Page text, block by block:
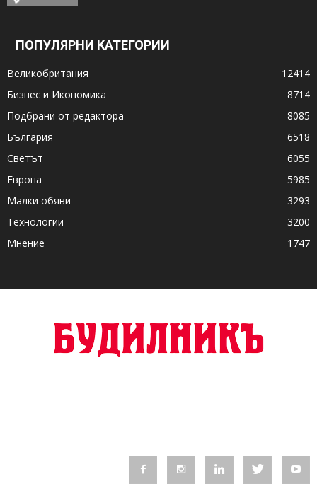
ПОПУЛЯРНИ КАТЕГОРИИ
Великобритания
12414
Бизнес и Икономика
8714
Подбрани от редактора
8085
България
6518
Светът
6055
Европа
5985
Малки обяви
3293
Технологии
3200
Мнение
1747